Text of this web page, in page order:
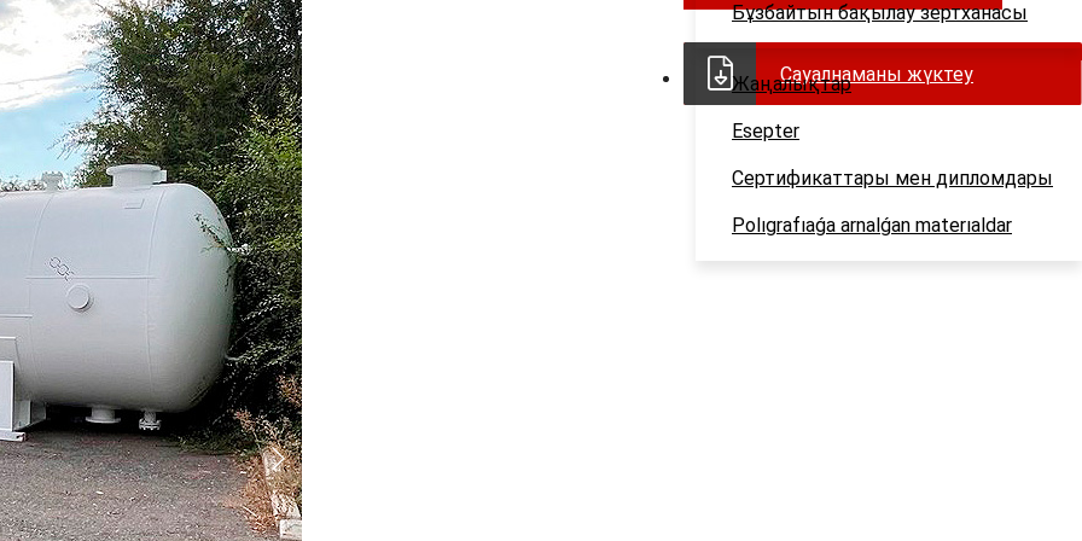
Бұзбайтын бақылау зертханасы
орталығы
Жаңалықтар
Esepter
Сертификаттары мен дипломдары
Polıgrafıaǵa arnalǵan materıaldar
Жұмысқа орналастыру
Байланыс
Сауалнаманы жүктеу